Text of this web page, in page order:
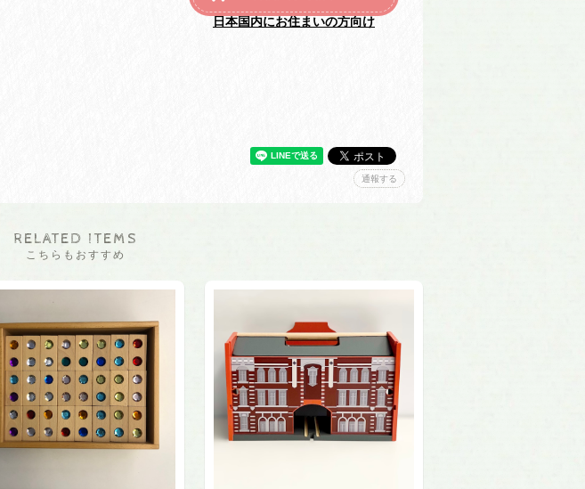
日本国内にお住まいの方向け
通報する
RELATED ITEMS
こちらもおすすめ